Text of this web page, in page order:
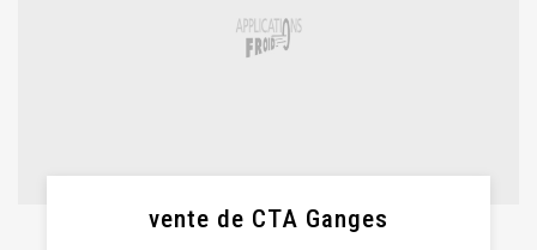
vente de CTA Ganges